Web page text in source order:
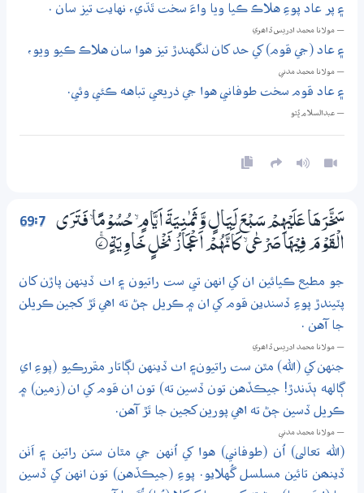
۽ پر عاد پوءِ هلاڪ ڪيا ويا واءَ سخت ٿڌي، نهايت تيز سان .
— مولانا محمد ادريس ڏاھري
۽ عاد (جي قوم) کي حد کان لنگهندڙ تيز هوا سان هلاڪ ڪيو ويو،
— مولانا محمد مدني
۽ عاد قوم سخت طوفاني هوا جي ذريعي تباهه ڪئي وئي.
— عبدالسلام ڀُٽو
69:7
سَخَّرَهَا عَلَيْهِمْ سَبْعَ لَيَالٍ وَّثَمٰنِيَةَ اَيَّامٍ ۙ حُسُوْمًا ۙ فَتَرَى
الْقَوْمَ فِيْهَا صَرْعٰى ۙ كَاَنَّهُمْ اَعْجَازُ نَخْلٍ خَاوِيَةٍ 7‏۝ۚ
جو مطيع ڪيائين ان کي انهن تي ست راتيون ۽ اٺ ڏينهن پاڙن کان
پٽيندڙ پوءِ ڏسندين قوم کي ان ۾ ڪريل ڄڻ ته اهي ٿڙ کجين ڪريلن
جا آهن .
— مولانا محمد ادريس ڏاھري
جنهن کي (الله) مٿن ست راتيون۽ اٺ ڏينهن لڳاتار مقررڪيو (پوءِ اي
ڳالهه ٻڌندڙ! جيڪڏهن تون ڏسين ته) تون ان قوم کي ان (زمين) ۾
ڪريل ڏسين ڄڻ ته اهي پورين کجين جا ٿڙ آهن.
— مولانا محمد مدني
(الله تعالى) اُن (طوفاني) هوا کي اُنهن جي مٿان ستن راتين ۽ اَٺن
ڏينھن تائين مسلسل گُهلايو. پوءِ (جيڪڏهن) تون انهن کي ڏسين